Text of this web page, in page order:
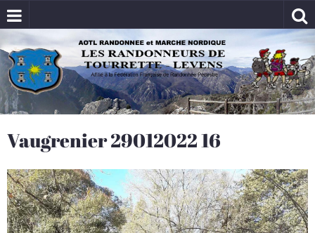
Vaugrenier 29012022 16